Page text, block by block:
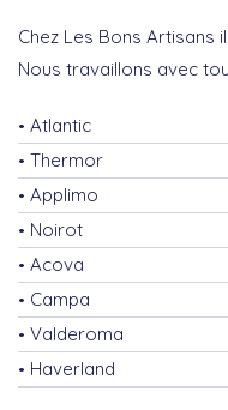
Chez Les Bons Artisans
Nous travaillons avec
Atlantic
Thermor
Applimo
Noirot
Acova
Campa
Valderoma
Haverland